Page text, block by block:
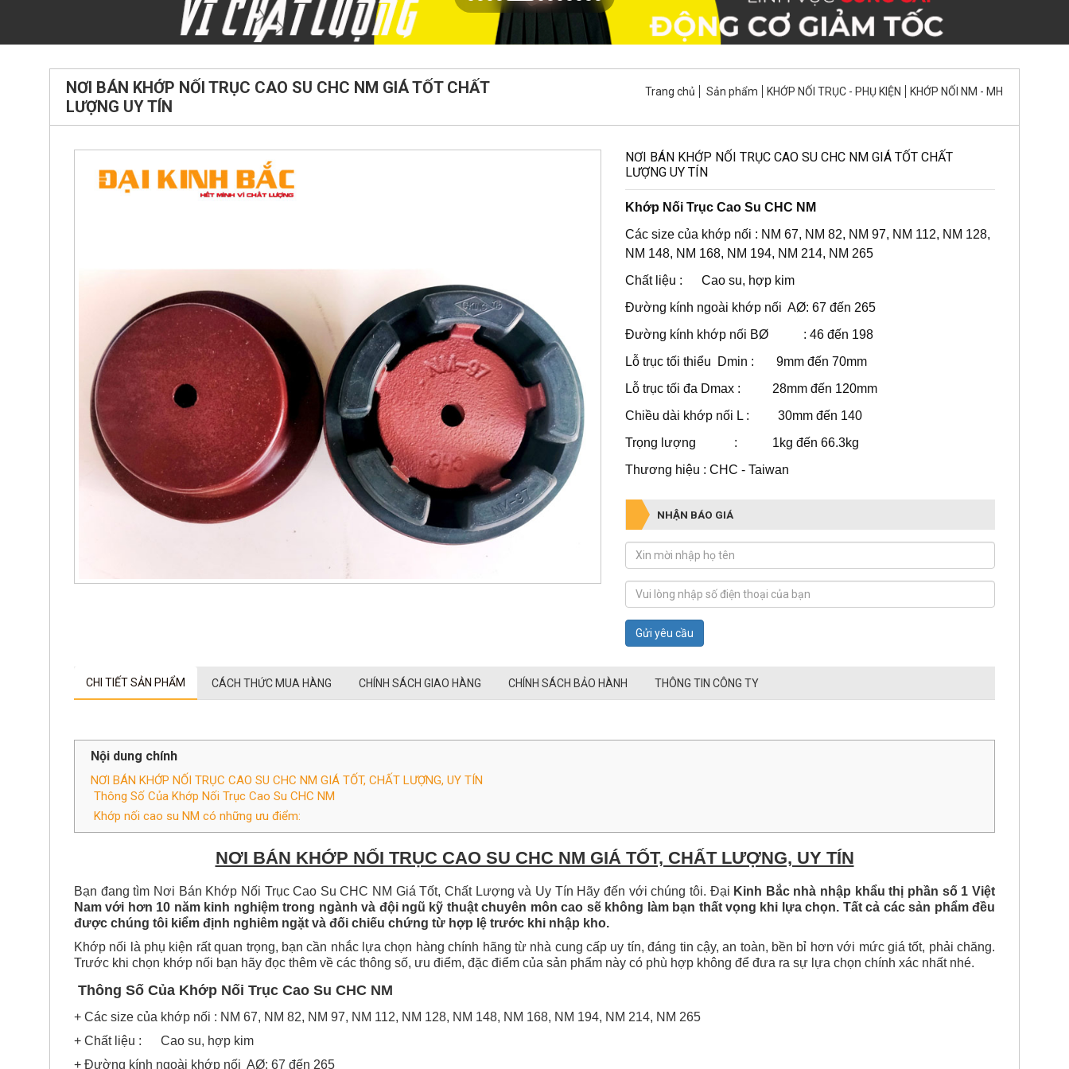
NƠI BÁN KHỚP NỐI TRỤC CAO SU CHC NM GIÁ TỐT CHẤT
LƯỢNG UY TÍN
Trang chủ Sản phẩm KHỚP NỐI TRỤC - PHỤ KIỆN KHỚP NỐI NM - MH
NƠI BÁN KHỚP NỐI TRỤC CAO SU CHC NM GIÁ TỐT CHẤT
LƯỢNG UY TÍN
Khớp Nối Trục Cao Su CHC NM
Các size của khớp nối : NM 67, NM 82, NM 97, NM 112, NM 128,
NM 148, NM 168, NM 194, NM 214, NM 265
Chất liệu : Cao su, hợp kim
Đường kính ngoài khớp nối AØ: 67 đến 265
Đường kính khớp nối BØ : 46 đến 198
Lỗ trục tối thiểu Dmin : 9mm đến 70mm
Lỗ trục tối đa Dmax : 28mm đến 120mm
Chiều dài khớp nối L : 30mm đến 140
Trọng lượng : 1kg đến 66.3kg
Thương hiệu : CHC - Taiwan
NHẬN BÁO GIÁ
Gửi yêu cầu
CHI TIẾT SẢN PHẨM CÁCH THỨC MUA HÀNG CHÍNH SÁCH GIAO HÀNG CHÍNH SÁCH BẢO HÀNH THÔNG TIN CÔNG TY
Nội dung chính
NƠI BÁN KHỚP NỐI TRỤC CAO SU CHC NM GIÁ TỐT, CHẤT LƯỢNG, UY TÍN
Thông Số Của Khớp Nối Trục Cao Su CHC NM
Khớp nối cao su NM có những ưu điểm:
NƠI BÁN KHỚP NỐI TRỤC CAO SU CHC NM GIÁ TỐT, CHẤT LƯỢNG, UY TÍN
Bạn đang tìm Nơi Bán Khớp Nối Trục Cao Su CHC NM Giá Tốt, Chất Lượng và Uy Tín Hãy đến với chúng tôi. Đại Kinh Bắc nhà nhập khẩu thị phần số 1 Việt
Namvới hơn 10 năm kinh nghiệm trong ngành và đội ngũ kỹ thuật chuyên môn cao sẽ không làm bạn thất vọng khi lựa chọn. Tất cả các sản phẩm đều
được chúng tôi kiểm định nghiêm ngặt và đối chiếu chứng từ hợp lệ trước khi nhập kho.
Khớp nối là phụ kiện rất quan trọng, bạn cần nhắc lựa chọn hàng chính hãng từ nhà cung cấp uy tín, đáng tin cậy, an toàn, bền bỉ hơn với mức giá tốt, phải chăng.
Trước khi chọn khớp nối bạn hãy đọc thêm về các thông số, ưu điểm, đặc điểm của sản phẩm này có phù hợp không để đưa ra sự lựa chọn chính xác nhất nhé.
Thông Số Của Khớp Nối Trục Cao Su CHC NM
+ Các size của khớp nối : NM 67, NM 82, NM 97, NM 112, NM 128, NM 148, NM 168, NM 194, NM 214, NM 265
+ Chất liệu : Cao su, hợp kim
+ Đường kính ngoài khớp nối AØ: 67 đến 265